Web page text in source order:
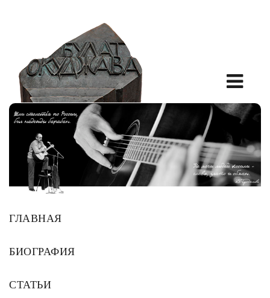
ГЛАВНАЯ
БИОГРАФИЯ
СТАТЬИ